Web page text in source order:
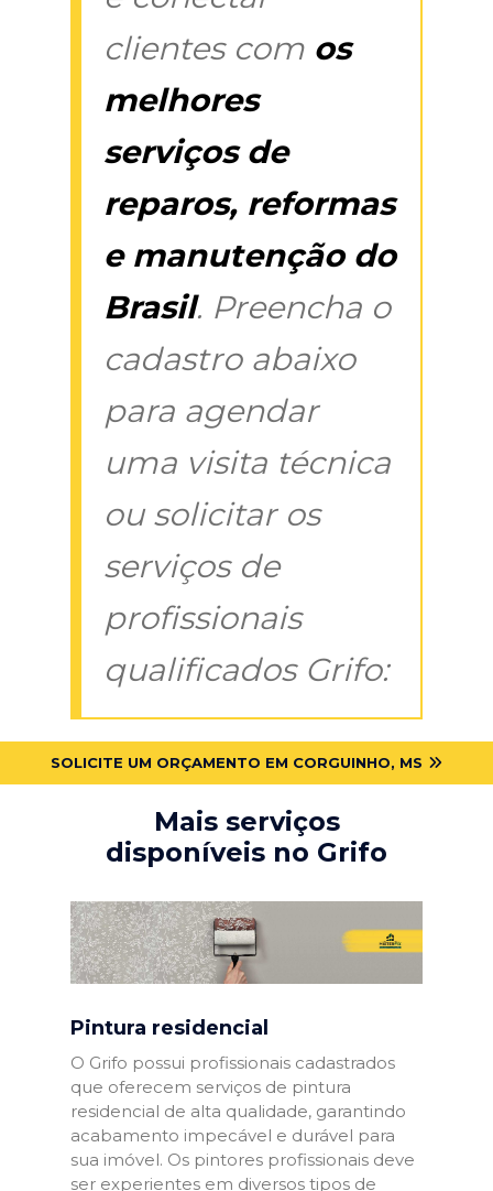
clientes com os
melhores
serviços de
reparos, reformas
e manutenção do
Brasil. Preencha o
cadastro abaixo
para agendar
uma visita técnica
ou solicitar os
serviços de
profissionais
qualificados Grifo:
SOLICITE UM ORÇAMENTO EM CORGUINHO, MS
Mais serviços
disponíveis no Grifo
Pintura residencial
O Grifo possui profissionais cadastrados
que oferecem serviços de pintura
residencial de alta qualidade, garantindo
acabamento impecável e durável para
sua imóvel. Os pintores profissionais deve
ser experientes em diversos tipos de